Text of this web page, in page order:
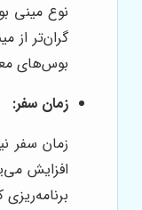
نوع مینی
بوس‌های
زمان سفر:
زمان سفر
افزایش